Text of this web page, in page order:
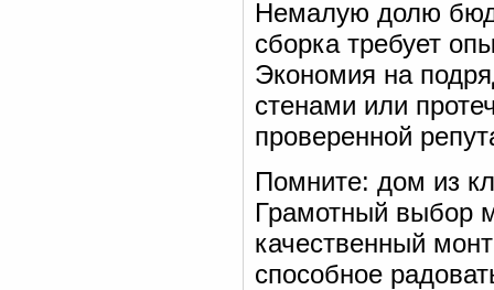
Немалую долю
сборка требует
Экономия на
стенами или
проверенной
Помните: дом из
Грамотный выбор
качественный
способное